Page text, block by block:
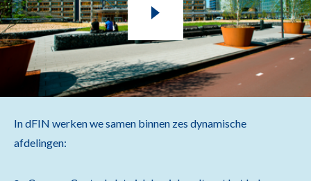
In dFIN werken we samen binnen zes dynamische
afdelingen: